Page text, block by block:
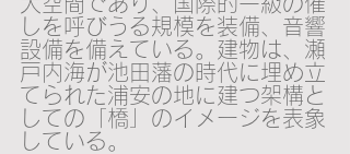
しを呼びうる規模を装備、音響
設備を備えている。建物は、瀬
戸内海が池田藩の時代に埋め立
てられた浦安の地に建つ架構と
しての「橋」のイメージを表象
している。